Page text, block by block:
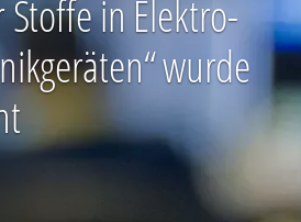
in Elektro-
wurde